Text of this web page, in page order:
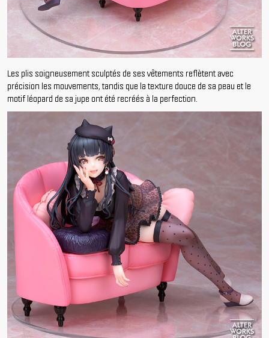
Les plis soigneusement sculptés de ses vêtements reflètent avec
précision les mouvements, tandis que la texture douce de sa peau et le
motif léopard de sa jupe ont été recréés à la perfection.